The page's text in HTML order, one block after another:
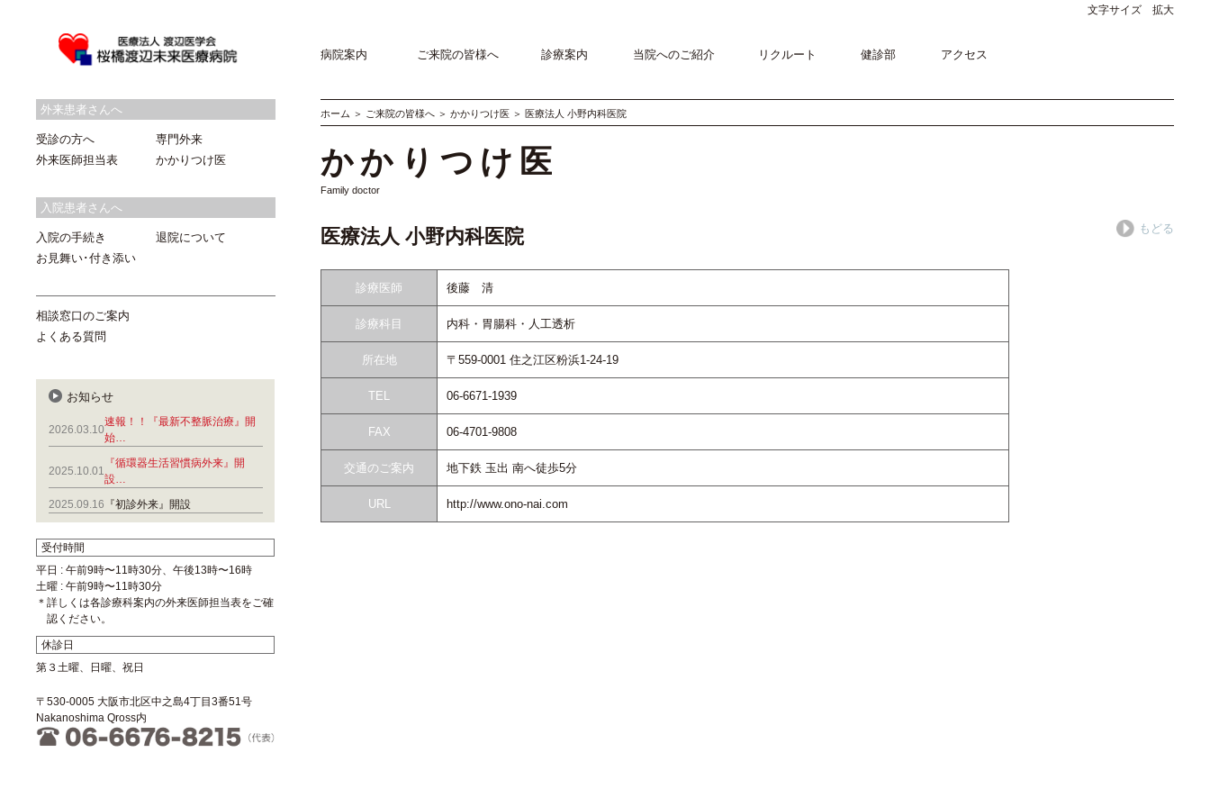
病院案内 ご来院の皆様へ 診療案内 当院へのご紹介 リクルート 健診部 アクセス
文字サイズ 拡大
ホーム ＞ ご来院の皆様へ ＞かかりつけ医 ＞医療法人 小野内科医院
かかりつけ医
Family doctor
もどる
医療法人 小野内科医院
診療医師 後藤 清
診療科目 内科・胃腸科・人工透析
所在地 〒559-0001 住之江区粉浜1-24-19
TEL 06-6671-1939
FAX 06-4701-9808
交通のご案内 地下鉄 玉出 南へ徒歩5分
URL http://www.ono-nai.com
外来患者さんへ
受診の方へ
外来医師担当表
専門外来
かかりつけ医
入院患者さんへ
入院の手続き
お見舞い･付き添い
退院について
相談窓口のご案内
よくある質問
お知らせ
2026.03.10
速報！！『最新不整脈治療』開
始…
2025.10.01
『循環器生活習慣病外来』開
設…
2025.09.16 『初診外来』開設
受付時間
平日 : 午前9時〜11時30分、午後13時〜16時
土曜 : 午前9時〜11時30分
＊詳しくは各診療科案内の外来医師担当表をご確
認ください。
休診日
第３土曜、日曜、祝日
〒530-0005 大阪市北区中之島4丁目3番51号
Nakanoshima Qross内